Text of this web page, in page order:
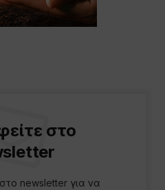
στο
newsletter για να